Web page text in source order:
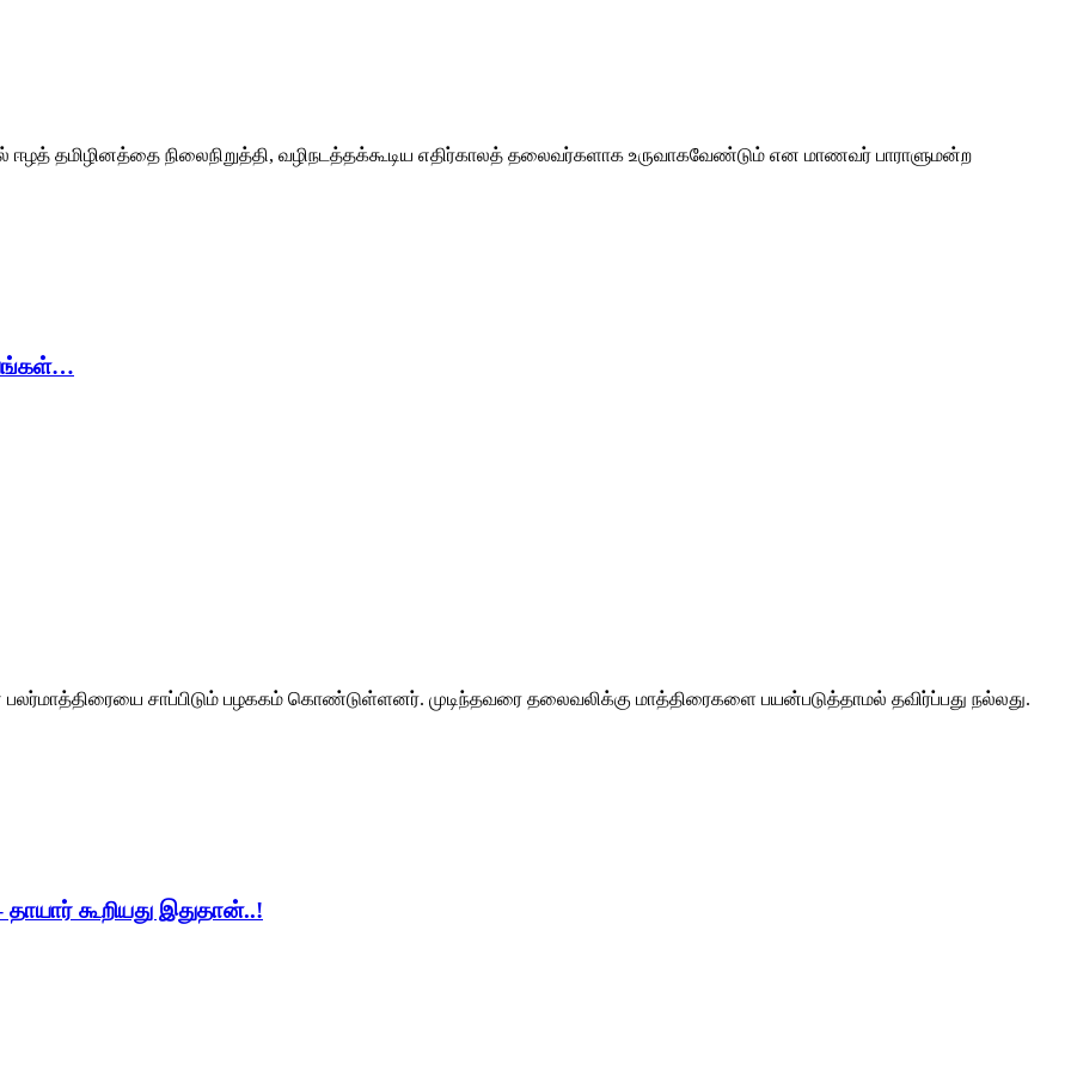
ஈழத் தமிழினத்தை நிலைநிறுத்தி, வழிநடத்தக்கூடிய எதிர்காலத் தலைவர்களாக உருவாகவேண்டும் என மாணவர் பாராளுமன்ற
சாப்பிடும் பழககம் கொண்டுள்ளனர். முடிந்தவரை தலைவலிக்கு மாத்திரைகளை பயன்படுத்தாமல் தவிர்ப்பது நல்லது.
கூறியது இதுதான்..!